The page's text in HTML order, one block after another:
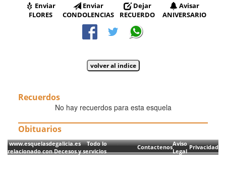
Enviar
FLORES
Enviar
CONDOLENCIAS
Dejar
RECUERDO
Avisar
ANIVERSARIO
Recuerdos
No hay recuerdos para esta esquela
Obituarios
www.esquelasdegalicia.es Todo lo
relacionado con Decesos y servicios
ContactenosAviso
Legal
Privacidad